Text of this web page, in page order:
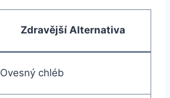
Zdravější Alternativa
Ovesný chléb